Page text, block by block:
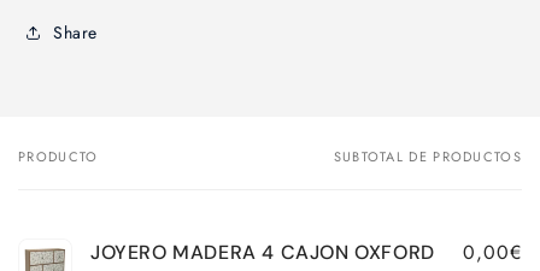
Share
Tu
PRODUCTO SUBTOTAL DE PRODUCTOS
JOYERO MADERA 4 CAJON OXFORD 0,00€